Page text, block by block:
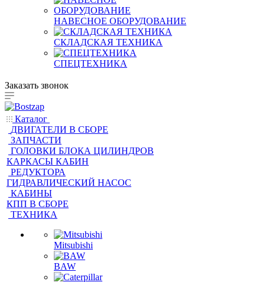
НАВЕСНОЕ ОБОРУДОВАНИЕ
СКЛАДСКАЯ ТЕХНИКА
СПЕЦТЕХНИКА
Заказать звонок
Каталог
ДВИГАТЕЛИ В СБОРЕ
ЗАПЧАСТИ
ГОЛОВКИ БЛОКА ЦИЛИНДРОВ
КАРКАСЫ КАБИН
РЕДУКТОРА
ГИДРАВЛИЧЕСКИЙ НАСОС
КАБИНЫ
КПП В СБОРЕ
ТЕХНИКА
Mitsubishi
BAW